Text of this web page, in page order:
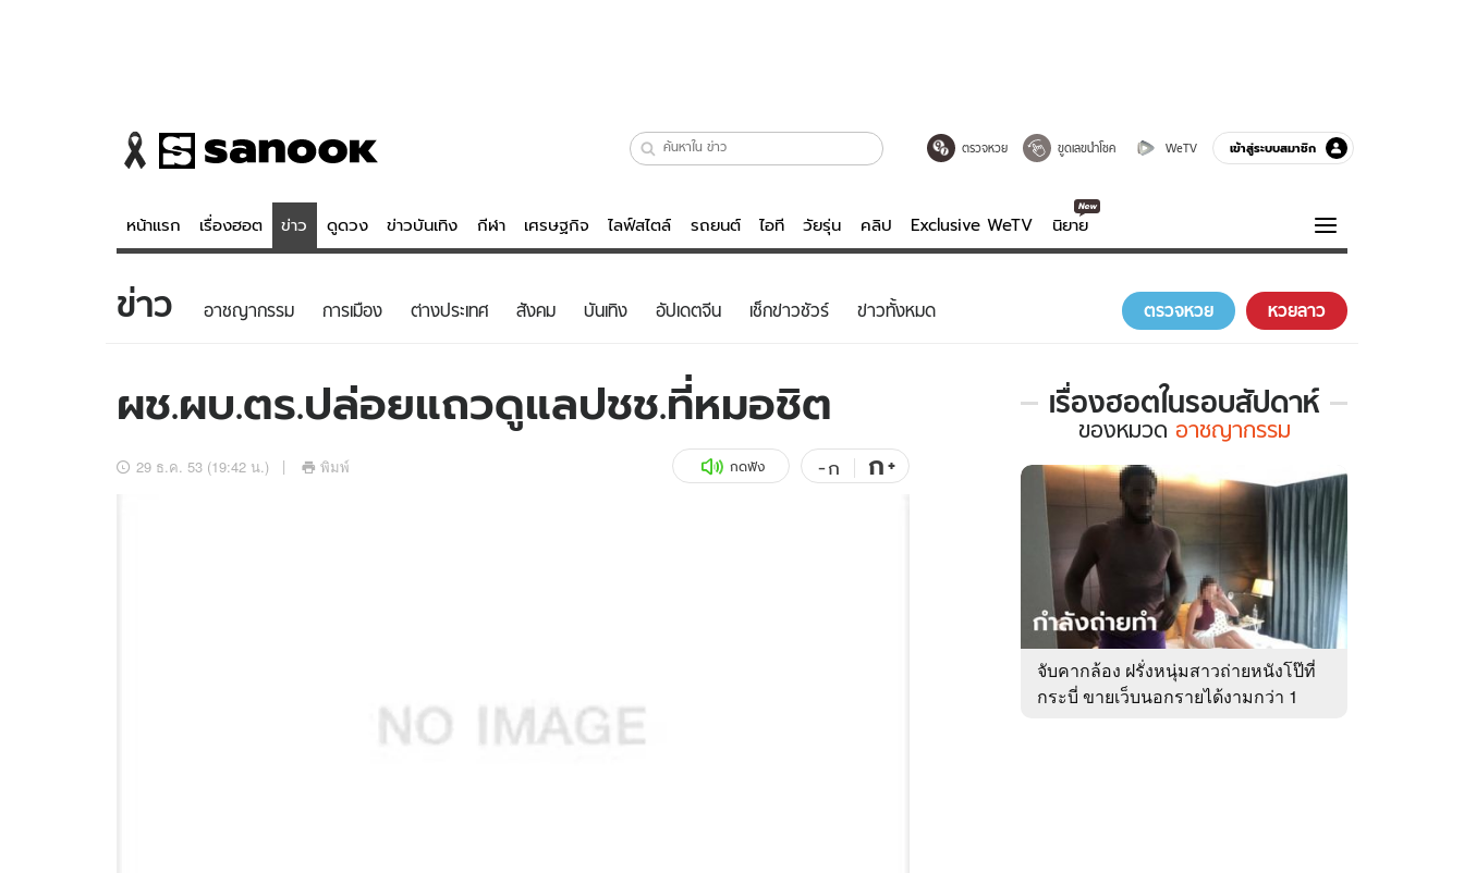
ตรวจหวย ขูดเลขนำโชค WeTV เข้าสู่ระบบสมาชิก
หน้าแรก เรื่องฮอต ข่าว ดูดวง ข่าวบันเทิง กีฬา เศรษฐกิจ ไลฟ์สไตล์ รถยนต์ ไอที วัยรุ่น คลิป Exclusive WeTV นิยาย
ข่าว
ข่าวบันเทิง
ดูดวง - ตรวจหวย
สถิติหวยไทย
ไลฟ์สไตล์
วัยรุ่น
รถยนต์
บันเทิงครบรส
คลิป
พอดแคสต์
ความรู้รอบตัว
ฮาวทู
ติดตามสนุกโซเชียลได้ที่
ข่าว อาชญากรรม การเมือง ต่างประเทศ สังคม บันเทิง อัปเดตจีน เช็กข่าวชัวร์ ข่าวทั้งหมด ตรวจหวย หวยลาว
ผช.ผบ.ตร.ปล่อยแถวดูแลปชช.ที่หมอชิต
29 ธ.ค. 53 (19:42 น.) พิมพ์ กดฟัง -ก ก+
เรื่องฮอตในรอบสัปดาห์
เรื่อง
ใน
รอบ
สัปดาห์
หมวด
อาชญากรรม
ของหมวด อาชญากรรม
จับคากล้อง ฝรั่งหนุ่มสาวถ่ายหนังโป๊ที่
กระบี่ ขายเว็บนอกรายได้งามกว่า 1